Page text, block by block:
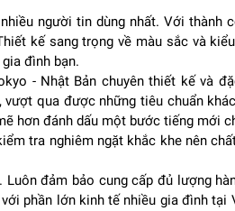
nghiệp như:
người tin dùng nhất. Với thành
kế sang trọng về màu sắc và
đình bạn.
- Nhật Bản chuyên thiết kế và
qua được những tiêu chuẩn
hơn đánh dấu một bước tiếng mới
tra nghiêm ngặt khắc khe nên
đảm bảo cung cấp đủ lượng
phần lớn kinh tế nhiều gia đình tại